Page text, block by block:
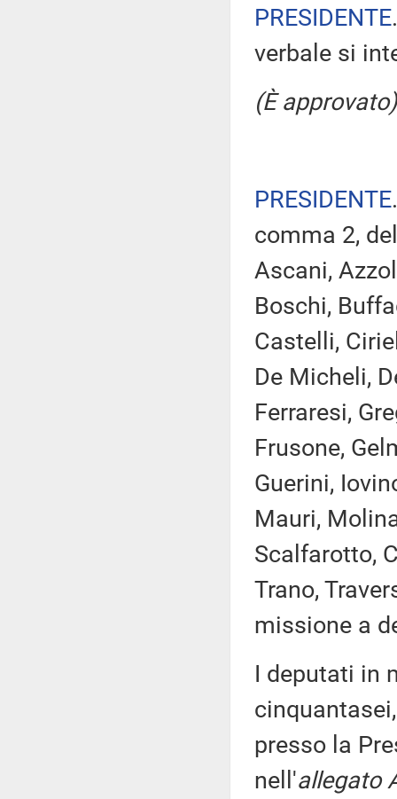
PRESIDENTE
verbale si
(È approvato)
PRESIDENTE
comma 2,
Ascani,
Boschi,
Castelli,
De Micheli,
Ferraresi,
Frusone,
Guerini,
Mauri,
Scalfarotto,
Trano,
missione a
I deputati in
presso la
nell'allegato